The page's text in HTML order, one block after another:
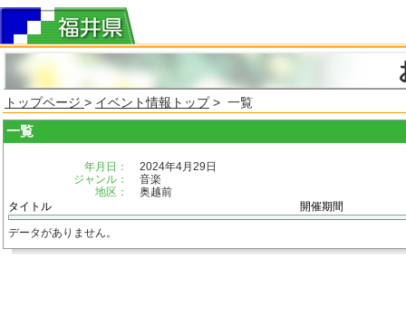
トップページ > イベント情報トップ> 一覧
一覧
年月日：
2024年4月29日
ジャンル：
音楽
地区：
奥越前
タイトル
開催期間
データがありません。